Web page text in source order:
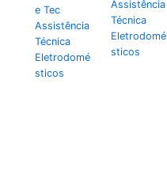
e Tec
Assistência
Técnica
Eletrodomé
sticos
Assistência
Técnica
Eletrodomé
sticos